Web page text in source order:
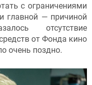
с ограничениями
главной — причиной
отсутствие
от Фонда кино
очень поздно.